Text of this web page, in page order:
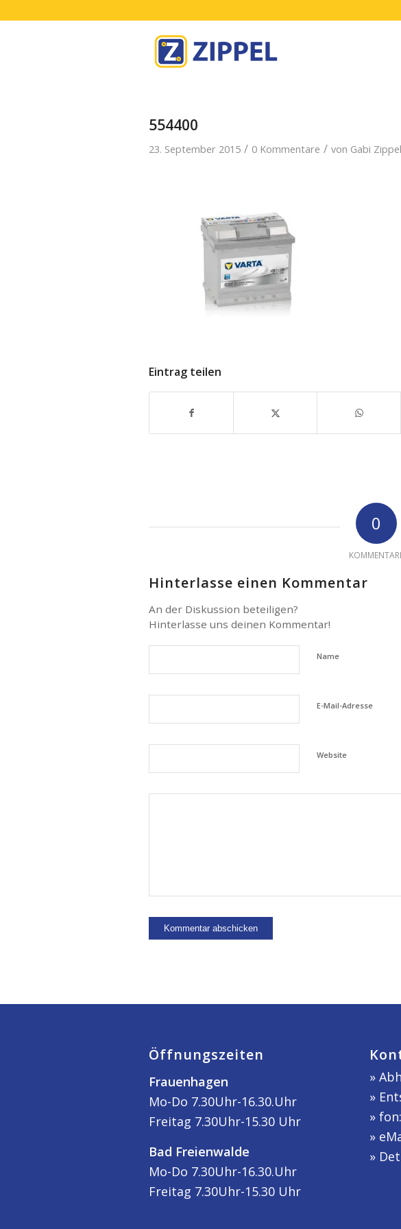
554400
23. September 2015 / 0 Kommentare / von Gabi Zippel
Eintrag teilen
0
Hinterlasse einen Kommentar
An der Diskussion beteiligen?
Hinterlasse uns deinen Kommentar!
Name
E-Mail-Adresse
Website
Öffnungszeiten
Frauenhagen
Mo-Do 7.30Uhr-16.30.Uhr
Freitag 7.30Uhr-15.30 Uhr
Bad Freienwalde
Mo-Do 7.30Uhr-16.30.Uhr
Freitag 7.30Uhr-15.30 Uhr
»
»
»
»
»